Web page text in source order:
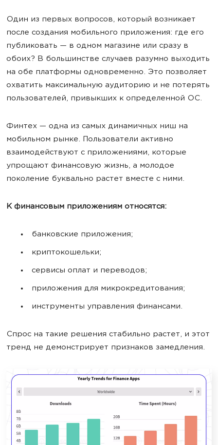
Один из первых вопросов, который возникает
после создания мобильного приложения: где его
публиковать — в одном магазине или сразу в
обоих? В большинстве случаев разумно выходить
на обе платформы одновременно. Это позволяет
охватить максимальную аудиторию и не потерять
пользователей, привыкших к определенной ОС.
Финтех — одна из самых динамичных ниш на
мобильном рынке. Пользователи активно
взаимодействуют с приложениями, которые
упрощают финансовую жизнь, а молодое
поколение буквально растет вместе с ними.
К финансовым приложениям относятся:
банковские приложения;
криптокошельки;
сервисы оплат и переводов;
приложения для микрокредитования;
инструменты управления финансами.
Спрос на такие решения стабильно растет, и этот
тренд не демонстрирует признаков замедления.